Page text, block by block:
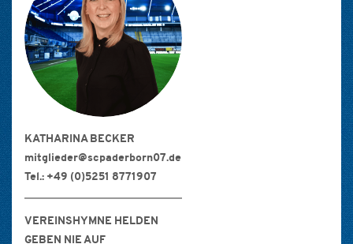
KATHARINA BECKER
mitglieder@scpaderborn07.de
Tel.: +49 (0)5251 8771907
VEREINSHYMNE HELDEN
GEBEN NIE AUF